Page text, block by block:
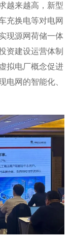
越来越高，新型
充换电等对电网
现源网荷储一体
资建设运营体制
拟电厂概念促进
电网的智能化、